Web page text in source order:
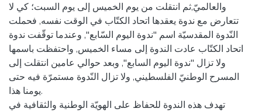
والعالميّ,ثم انتقلت من يوم الخميس إلى يوم السبت؛ كي لا
تتعارض مع ندوة يعقدها اتحاد الكتّاب في الوقت نفسه, فحملت
النّدوة المقدسيّة اسم "ندوة اليوم السّابع", وعندما توقّفت ندوة
اتحاد الكتّاب عادت الندوة إلى مساء الخميس, واحتفظت باسمها
ولا تزال "ندوة اليوم السابع", وبعد حوالي عامين انتقلت إلى
المسرح الوطنيّ الفلسطيني, ولا تزال النّدوة مستمرّة فيه حتى
يومنا هذا.
تهدف هذه الندوة للحفاظ على الهويّة الوطنية والثقافية في